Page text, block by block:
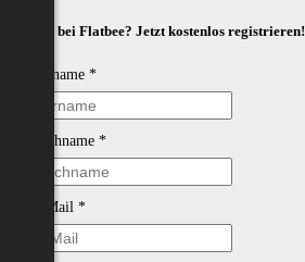
Neu bei Flatbee? Jetzt kostenlos registrieren!
Vorname *
Nachname *
E-Mail *